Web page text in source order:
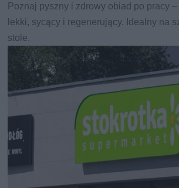
Poznaj pyszny i zdrowy obiad po pracy –
lekki, sycący i regenerujący. Idealny na
stole.